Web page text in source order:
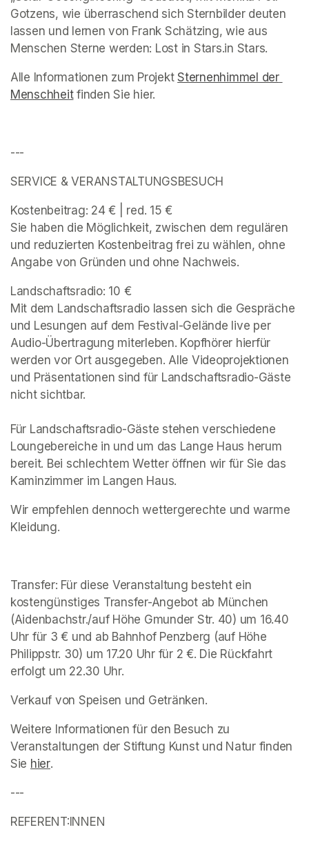
Gotzens, wie überraschend sich Sternbilder deuten
lassen und lernen von Frank Schätzing, wie aus
Menschen Sterne werden: Lost in Stars.in Stars.
Alle Informationen zum Projekt Sternenhimmel der
Menschheit(opens in a new tab)
finden Sie hier.
---
SERVICE & VERANSTALTUNGSBESUCH
Kostenbeitrag: 24 € | red. 15 €
Sie haben die Möglichkeit, zwischen dem regulären
und reduzierten Kostenbeitrag frei zu wählen, ohne
Angabe von Gründen und ohne Nachweis.
Landschaftsradio: 10 €
Mit dem Landschaftsradio lassen sich die Gespräche
und Lesungen auf dem Festival-Gelände live per
Audio-Übertragung miterleben. Kopfhörer hierfür
werden vor Ort ausgegeben. Alle Videoprojektionen
und Präsentationen sind für Landschaftsradio-Gäste
nicht sichtbar.
Für Landschaftsradio-Gäste stehen verschiedene
Loungebereiche in und um das Lange Haus herum
bereit. Bei schlechtem Wetter öffnen wir für Sie das
Kaminzimmer im Langen Haus.
Wir empfehlen dennoch wettergerechte und warme
Kleidung.
Transfer: Für diese Veranstaltung besteht ein
kostengünstiges Transfer-Angebot ab München
(Aidenbachstr./auf Höhe Gmunder Str. 40) um 16.40
Uhr für 3 € und ab Bahnhof Penzberg (auf Höhe
Philippstr. 30) um 17.20 Uhr für 2 €. Die Rückfahrt
erfolgt um 22.30 Uhr.
Verkauf von Speisen und Getränken.
Weitere Informationen für den Besuch zu
Veranstaltungen der Stiftung Kunst und Natur finden
Sie (opens in a new tab)
hier(opens in a new tab)
.
---
(opens in a new tab)
REFERENT:INNEN